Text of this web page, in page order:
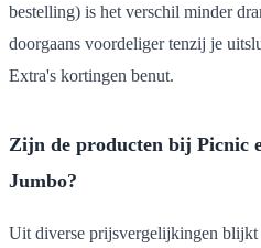
bestelling) is het verschil minder
doorgaans voordeliger tenzij je
Extra's kortingen benut.
Zijn de producten bij Picnic
Jumbo?
Uit diverse prijsvergelijkingen blijkt